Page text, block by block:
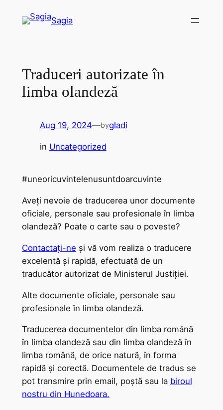
Sagia
Traduceri autorizate în
limba olandeză
Aug 19, 2024—bygladi
in Uncategorized
#uneoricuvintelenusuntdoarcuvinte
Aveți nevoie de traducerea unor documente
oficiale, personale sau profesionale în limba
olandeză? Poate o carte sau o poveste?
Contactați-ne și vă vom realiza o traducere
excelentă și rapidă, efectuată de un
traducător autorizat de Ministerul Justiției.
Alte documente oficiale, personale sau
profesionale în limba olandeză.
Traducerea documentelor din limba română
în limba olandeză sau din limba olandeză în
limba română, de orice natură, în forma
rapidă și corectă. Documentele de tradus se
pot transmire prin email, poștă sau la biroul
nostru din Hunedoara.